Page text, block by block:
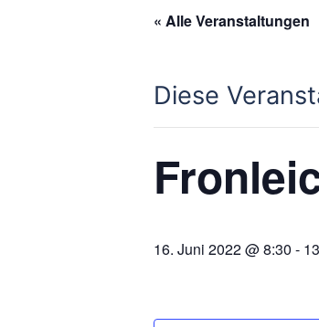
« Alle Veranstaltungen
Diese
16. Juni 2022 @ 8:30 -